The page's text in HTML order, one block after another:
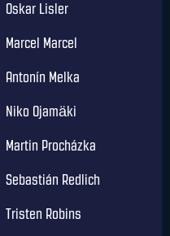
Oskar Lisler
Marcel Marcel
Antonín Melka
Niko Ojamäki
Martin Procházka
Sebastián Redlich
Tristen Robins